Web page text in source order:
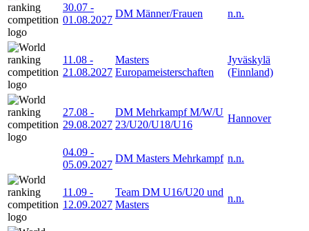
30.07 -
01.08.2027
DM Männer/Frauen n.n.
11.08 -
21.08.2027
Masters
Europameisterschaften
Jyväskylä
(Finnland)
27.08 -
29.08.2027
DM Mehrkampf M/W/U
23/U20/U18/U16
Hannover
04.09 -
05.09.2027
DM Masters Mehrkampf n.n.
11.09 -
12.09.2027
Team DM U16/U20 und
Masters
n.n.